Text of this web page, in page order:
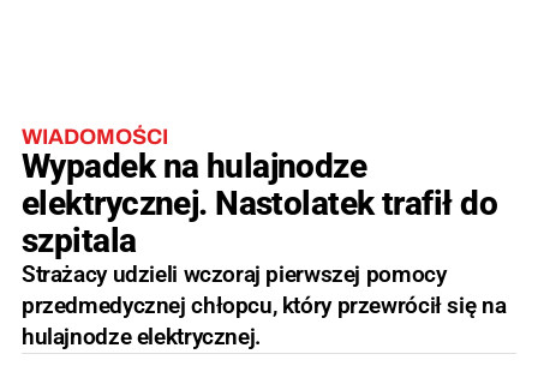
WIADOMOŚCI
Wypadek na hulajnodze
elektrycznej. Nastolatek trafił do
szpitala
Strażacy udzieli wczoraj pierwszej pomocy
przedmedycznej chłopcu, który przewrócił się na
hulajnodze elektrycznej.